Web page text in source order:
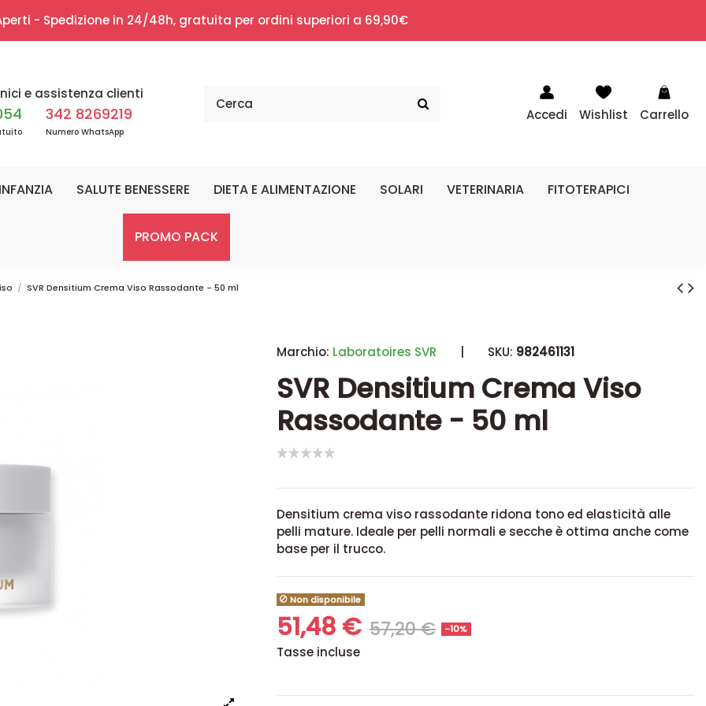
- Spedizione in 24/48h, gratuita per ordini superiori a 69,90€
e assistenza clienti
342 8269219
Numero WhatsApp
Accedi Wishlist Carrello
SALUTE BENESSERE DIETA E ALIMENTAZIONE SOLARI VETERINARIA FITOTERAPICI
PROMO PACK
SVR Densitium Crema Viso Rassodante - 50 ml
Marchio: Laboratoires SVR | SKU: 982461131
SVR Densitium Crema Viso
Rassodante - 50 ml
Densitium crema viso rassodante ridona tono ed elasticità alle
pelli mature. Ideale per pelli normali e secche è ottima anche come
base per il trucco.
Non disponibile
51,48 € 57,20 € -10%
Tasse incluse